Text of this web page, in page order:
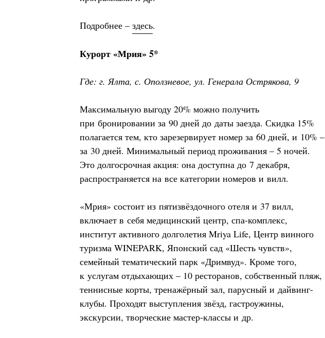
Подробнее – здесь.
Курорт «Мрия» 5*
Где: г. Ялта, с. Оползневое, ул. Генерала Острякова, 9
Максимальную выгоду 20% можно получить
при бронировании за 90 дней до даты заезда. Скидка 15%
полагается тем, кто зарезервирует номер за 60 дней, и 10% –
за 30 дней. Минимальный период проживания – 5 ночей.
Это долгосрочная акция: она доступна до 7 декабря,
распространяется на все категории номеров и вилл.
«Мрия» состоит из пятизвёздочного отеля и 37 вилл,
включает в себя медицинский центр, спа-комплекс,
институт активного долголетия Mriya Life, Центр винного
туризма WINEPARK, Японский сад «Шесть чувств»,
семейный тематический парк «Дримвуд». Кроме того,
к услугам отдыхающих – 10 ресторанов, собственный пляж,
теннисные корты, тренажёрный зал, парусный и дайвинг-
клубы. Проходят выступления звёзд, гастроужины,
экскурсии, творческие мастер-классы и др.